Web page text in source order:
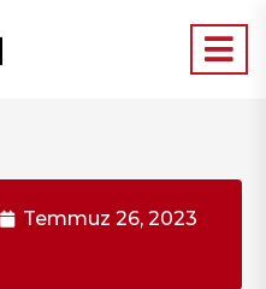
Temmuz 26, 2023